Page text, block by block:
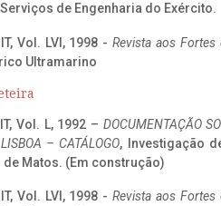
de Engenharia do Exército.
Vol. LVI, 1998 -Revista aos
Ultramarino
Vol. L, 1992 – DOCUMENTAÇÃO
– CATÁLOGO, Investigação
Matos. (Em construção)
Vol. LVI, 1998 -Revista aos